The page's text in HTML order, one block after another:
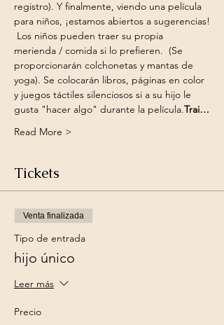
registro). Y finalmente, viendo una película
para niños, ¡estamos abiertos a sugerencias!
merienda / comida si lo prefieren. (Se
proporcionarán colchonetas y mantas de
yoga). Se colocarán libros, páginas en color
y juegos táctiles silenciosos si a su hijo le
gusta "hacer algo" durante la película.Trai…
Read More >
Tickets
Venta finalizada
Tipo de entrada
hijo único
Leer más
Precio